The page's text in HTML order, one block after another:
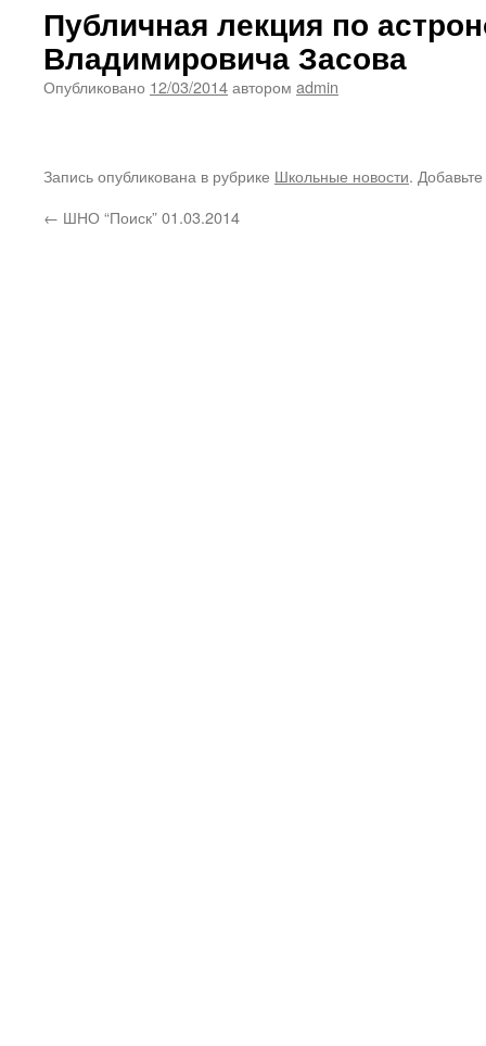
Публичная лекция по
Владимировича Засова
Опубликовано 12/03/2014автором admin
Запись опубликована в рубрике Школьные новости.
← ШНО “Поиск” 01.03.2014